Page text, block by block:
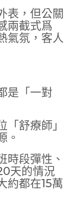
表，但公關
兩截式爲
氣氛，客人
是「一對
舒療師」
。
時段彈性、
天的情況
約都在15萬